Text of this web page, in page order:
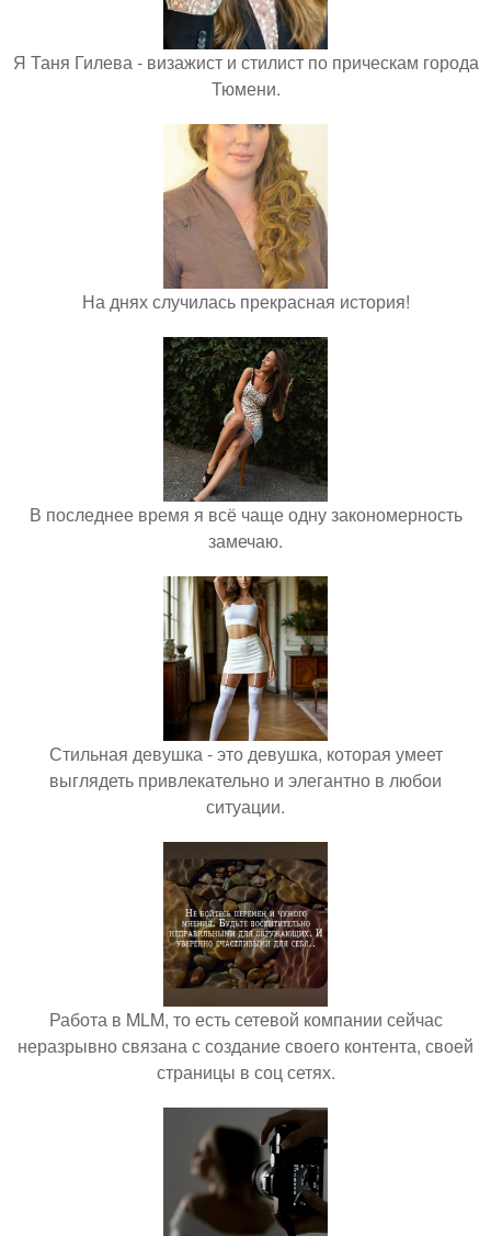
Я Таня Гилева - визажист и стилист по прическам города
Тюмени.
На днях случилась прекрасная история!
В последнее время я всё чаще одну закономерность
замечаю.
Стильная девушка - это девушка, которая умеет
выглядеть привлекательно и элегантно в любои
ситуации.
Работа в MLM, то есть сетевой компании сейчас
неразрывно связана с создание своего контента, своей
страницы в соц сетях.